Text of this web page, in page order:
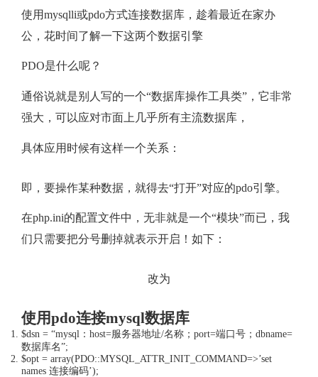
户
使用mysqlli或pdo方式连接数据库，趁着最近在家办
公，花时间了解一下这两个数据引擎
PDO是什么呢？
通俗说就是别人写的一个“数据库操作工具类”，它非常
强大，可以应对市面上几乎所有主流数据库，
具体应用时候有这样一个关系：
即，要操作某种数据，就得去“打开”对应的pdo引擎。
在php.ini的配置文件中，无非就是一个“模块”而已，我
们只需要把分号删掉就表示开启！如下：
改为
使用pdo连接mysql数据库
$dsn = “mysql：host=服务器地址/名称；port=端口号；dbname=
数据库名”;
$opt = array(PDO::MYSQL_ATTR_INIT_COMMAND=>’set
names 连接编码’);